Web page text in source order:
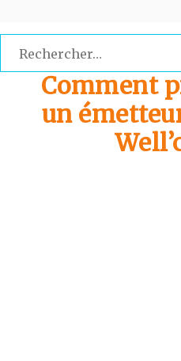
content
Rechercher :
Comment
un